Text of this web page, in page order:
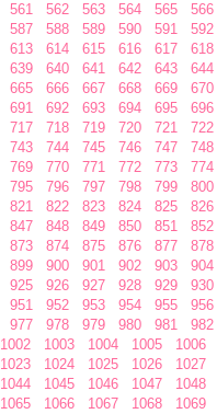
561 562 563 564 565 566
587 588 589 590 591 592
613 614 615 616 617 618
639 640 641 642 643 644
665 666 667 668 669 670
691 692 693 694 695 696
717 718 719 720 721 722
743 744 745 746 747 748
769 770 771 772 773 774
795 796 797 798 799 800
821 822 823 824 825 826
847 848 849 850 851 852
873 874 875 876 877 878
899 900 901 902 903 904
925 926 927 928 929 930
951 952 953 954 955 956
977 978 979 980 981 982
1002 1003 1004 1005 1006
1023 1024 1025 1026 1027
1044 1045 1046 1047 1048
1065 1066 1067 1068 1069